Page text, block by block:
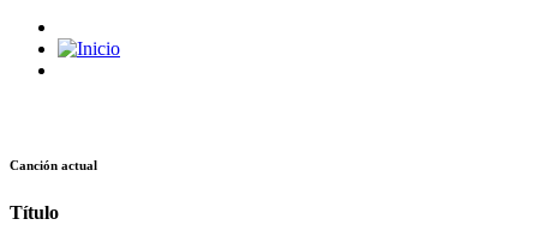
Canción actual
Título